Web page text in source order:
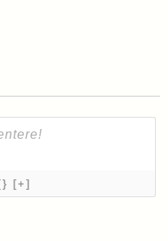
[+]